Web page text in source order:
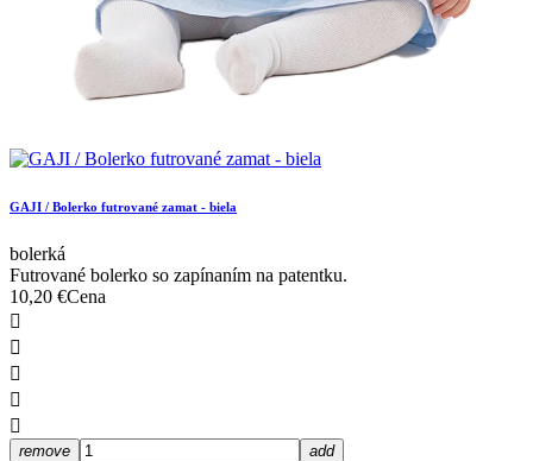
GAJI / Bolerko futrované zamat - biela
bolerká
Futrované bolerko so zapínaním na patentku.
10,20 €Cena





remove add